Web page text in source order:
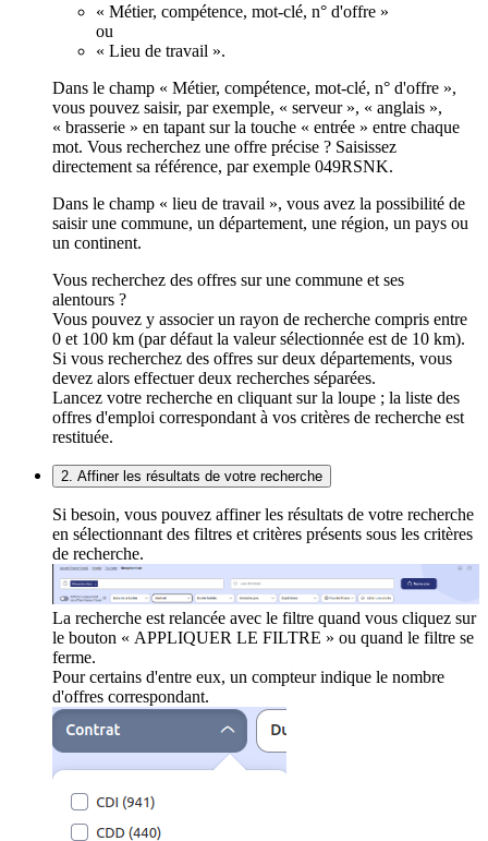
« Métier, compétence, mot-clé, n° d'offre »
ou
« Lieu de travail ».
Dans le champ « Métier, compétence, mot-clé, n° d'offre »,
vous pouvez saisir, par exemple, « serveur », « anglais »,
« brasserie » en tapant sur la touche « entrée » entre chaque
mot. Vous recherchez une offre précise ? Saisissez
directement sa référence, par exemple 049RSNK.
Dans le champ « lieu de travail », vous avez la possibilité de
saisir une commune, un département, une région, un pays ou
un continent.
Vous recherchez des offres sur une commune et ses
alentours ?
Vous pouvez y associer un rayon de recherche compris entre
0 et 100 km (par défaut la valeur sélectionnée est de 10 km).
Si vous recherchez des offres sur deux départements, vous
devez alors effectuer deux recherches séparées.
Lancez votre recherche en cliquant sur la loupe ; la liste des
offres d'emploi correspondant à vos critères de recherche est
restituée.
2. Affiner les résultats de votre recherche
Si besoin, vous pouvez affiner les résultats de votre recherche
en sélectionnant des filtres et critères présents sous les critères
de recherche.
La recherche est relancée avec le filtre quand vous cliquez sur
le bouton « APPLIQUER LE FILTRE » ou quand le filtre se
ferme.
Pour certains d'entre eux, un compteur indique le nombre
d'offres correspondant.